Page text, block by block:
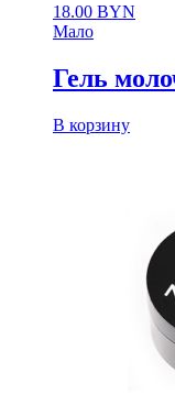
18.00 BYN
Мало
Гель
В корзину